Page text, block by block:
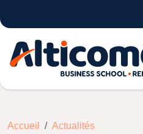
Accueil Actualités